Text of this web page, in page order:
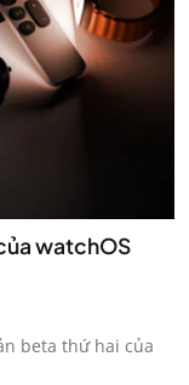
watchOS
beta thứ hai của